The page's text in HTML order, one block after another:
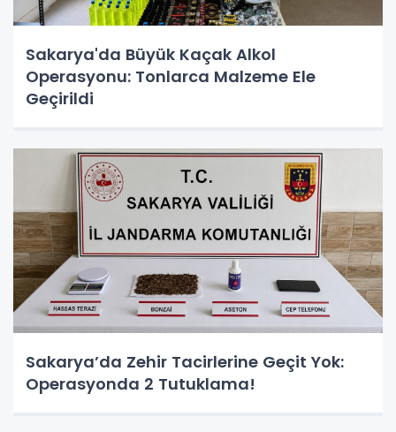
Sakarya'da Büyük Kaçak Alkol
Operasyonu: Tonlarca Malzeme Ele
Geçirildi
Sakarya’da Zehir Tacirlerine Geçit Yok:
Operasyonda 2 Tutuklama!